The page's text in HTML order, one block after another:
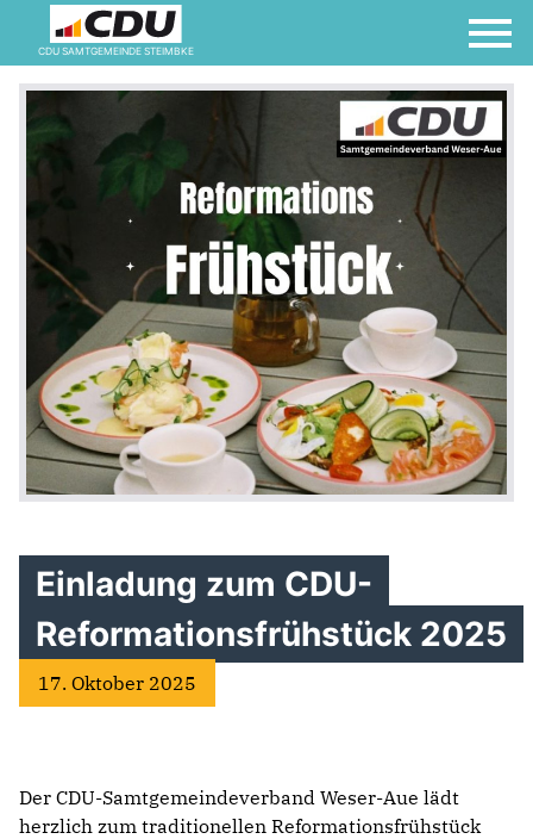
CDU SAMTGEMEINDE STEIMBKE
Einladung zum CDU-
Reformationsfrühstück 2025
17. Oktober 2025
Der CDU-Samtgemeindeverband Weser-Aue lädt
herzlich zum traditionellen Reformationsfrühstück